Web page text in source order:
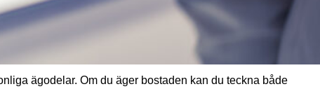
ägodelar. Om du äger bostaden kan du teckna både